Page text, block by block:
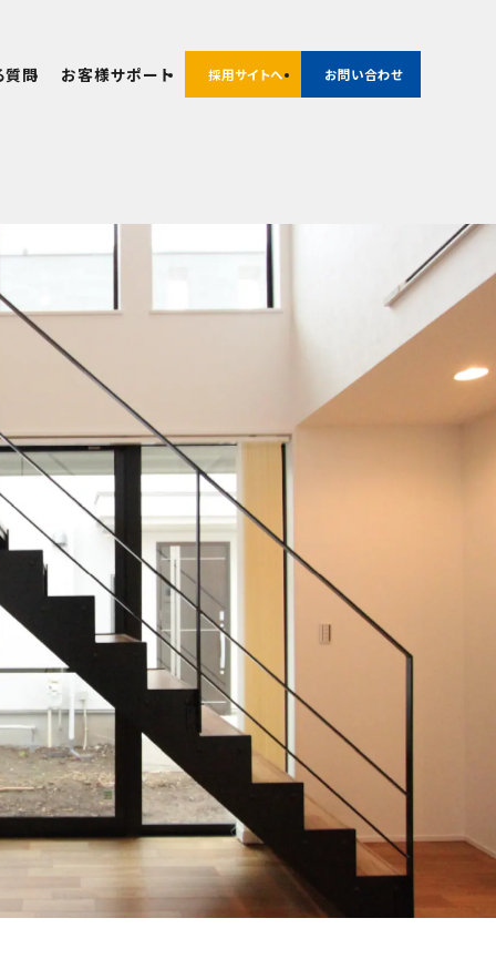
質問 お客様サポート 採用サイトへ お問い合わせ